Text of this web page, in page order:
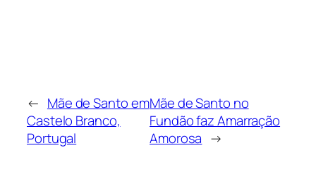
← Mãe de Santo em
Castelo Branco,
Portugal
Mãe de Santo no
Fundão faz Amarração
Amorosa →